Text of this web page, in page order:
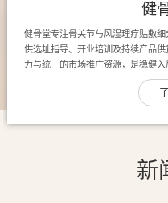
健
健骨堂专注骨关节与风湿理疗贴敷
供选址指导、开业培训及持续产品
力与统一的市场推广资源，是稳健入
新